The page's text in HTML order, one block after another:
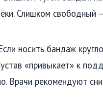
Слишком свободный
носить бандаж
«привыкает» к
Врачи рекомендуют